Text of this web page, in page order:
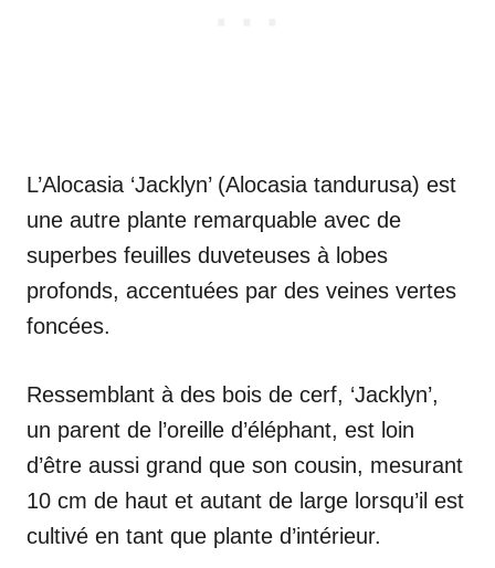
L’Alocasia ‘Jacklyn’ (Alocasia tandurusa) est
une autre plante remarquable avec de
superbes feuilles duveteuses à lobes
profonds, accentuées par des veines vertes
foncées.
Ressemblant à des bois de cerf, ‘Jacklyn’,
un parent de l’oreille d’éléphant, est loin
d’être aussi grand que son cousin, mesurant
10 cm de haut et autant de large lorsqu’il est
cultivé en tant que plante d’intérieur.